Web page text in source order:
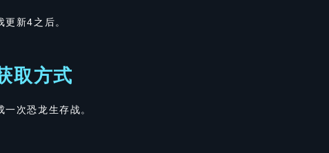
更新4之后。
取方式
一次恐龙生存战。